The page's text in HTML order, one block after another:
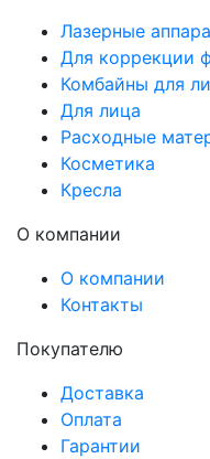
Лазерные
Для коррекции
Комбайны для
Для лица
Расходные
Косметика
Кресла
О компании
О компании
Контакты
Покупателю
Доставка
Оплата
Гарантии